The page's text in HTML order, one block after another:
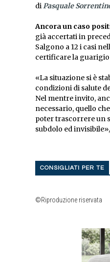
diPasquale
Ancora un caso
già accertati in
Salgono a 12 i casi
certificare la
«La situazione si è
condizioni di salute
Nel mentre invito,
necessario, quello
poter trascorrere un
subdolo ed
CONSIGLIATI PER TE
©Riproduzione riservata